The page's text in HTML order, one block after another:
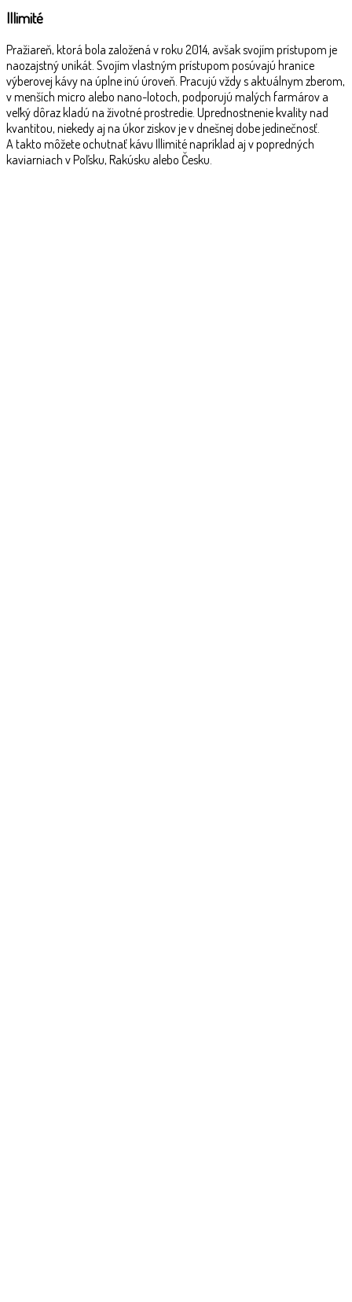
Illimité
Pražiareň, ktorá bola založená v roku 2014, avšak svojím prístupom je
naozajstný unikát. Svojím vlastným prístupom posúvajú hranice
výberovej kávy na úplne inú úroveň. Pracujú vždy s aktuálnym zberom,
v menších micro alebo nano-lotoch, podporujú malých farmárov a
veľký dôraz kladú na životné prostredie. Uprednostnenie kvality nad
kvantitou, niekedy aj na úkor ziskov je v dnešnej dobe jedinečnosť.
A takto môžete ochutnať kávu Illimité napríklad aj v popredných
kaviarniach v Poľsku, Rakúsku alebo Česku.